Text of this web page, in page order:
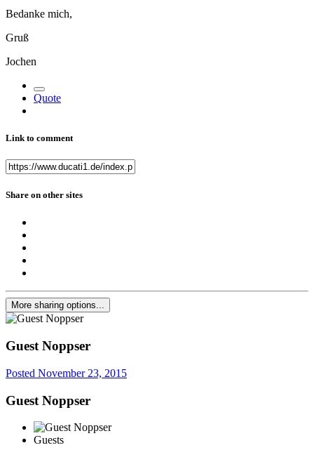
Bedanke mich,
Gruß
Jochen
Quote
Link to comment
Share on other sites
More sharing options...
Guest Noppser
Posted November 23, 2015
Guest Noppser
Guests